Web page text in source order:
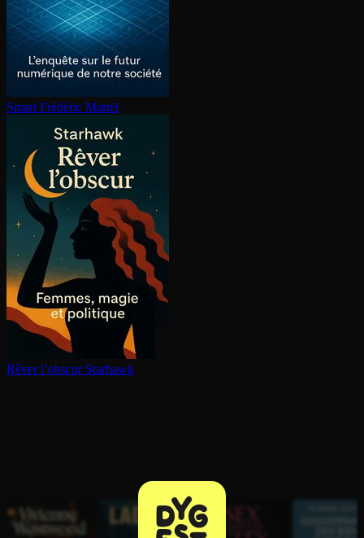
Smart Frédéric Martel
Rêver l’obscur Starhawk